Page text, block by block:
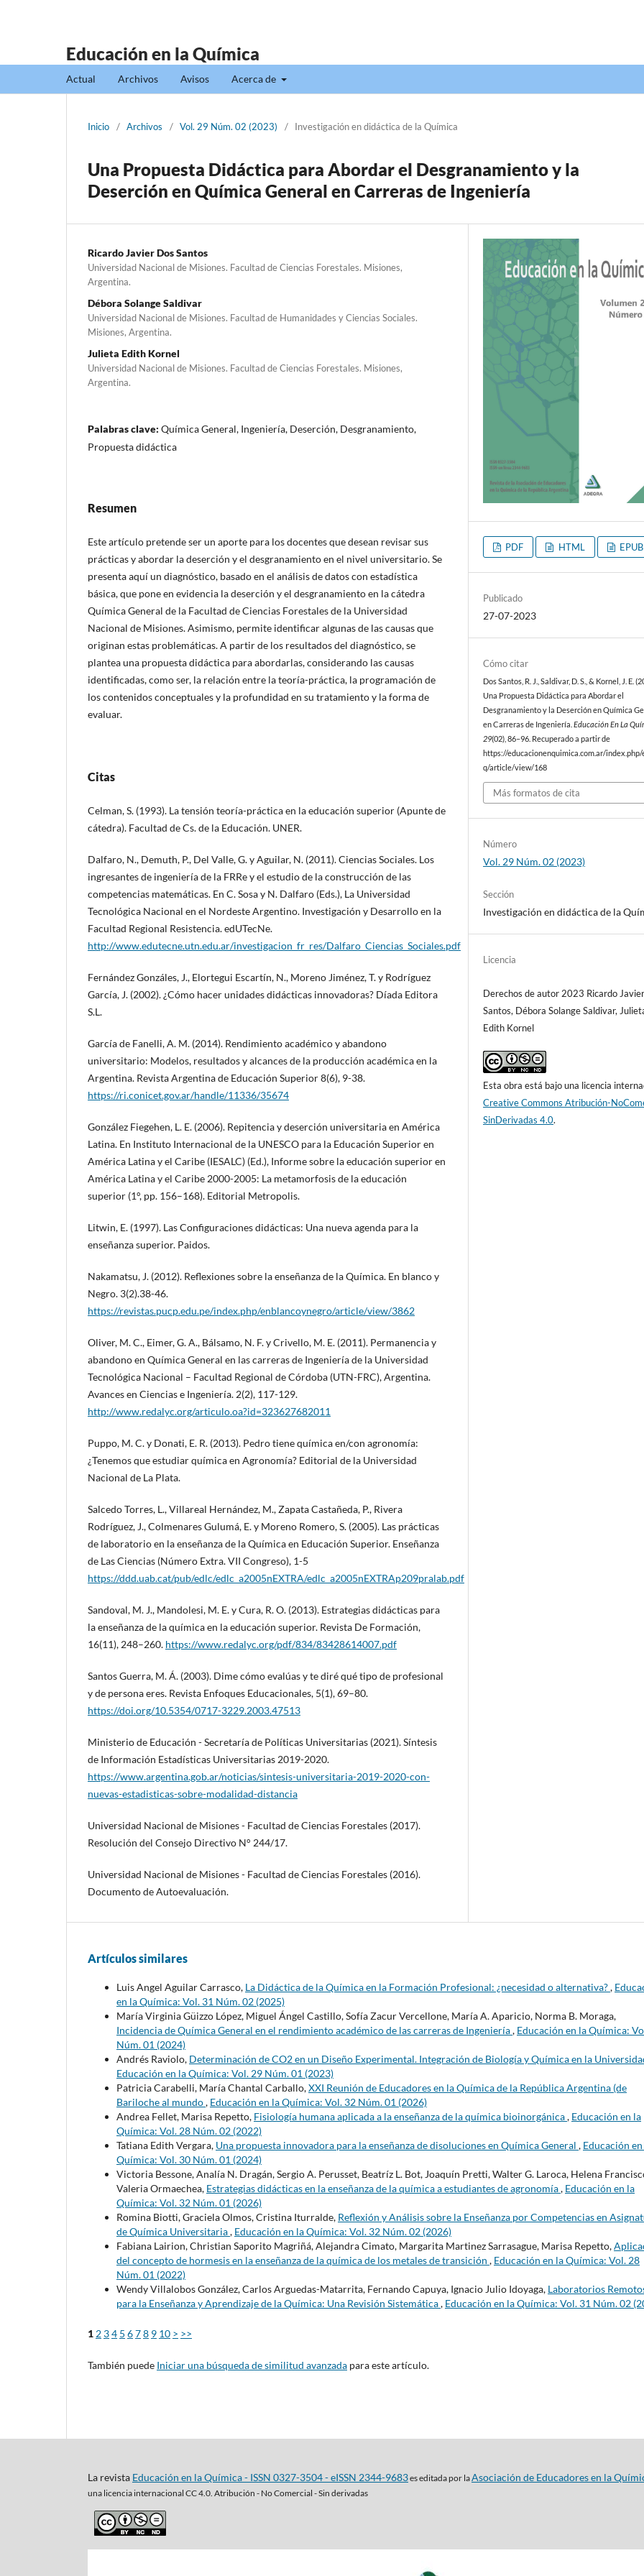
Educación en la Química
Actual Archivos Avisos Acerca de
Inicio / Archivos / Vol. 29 Núm. 02 (2023) / Investigación en didáctica de la Química
Una Propuesta Didáctica para Abordar el Desgranamiento y la
Deserción en Química General en Carreras de Ingeniería
Ricardo Javier Dos Santos
Universidad Nacional de Misiones. Facultad de Ciencias Forestales. Misiones,
Argentina.
Débora Solange Saldivar
Universidad Nacional de Misiones. Facultad de Humanidades y Ciencias Sociales.
Misiones, Argentina.
Julieta Edith Kornel
Universidad Nacional de Misiones. Facultad de Ciencias Forestales. Misiones,
Argentina.
Palabras clave: Química General, Ingeniería, Deserción, Desgranamiento,
Propuesta didáctica
Resumen
Este artículo pretende ser un aporte para los docentes que desean revisar sus
prácticas y abordar la deserción y el desgranamiento en el nivel universitario. Se
presenta aquí un diagnóstico, basado en el análisis de datos con estadística
básica, que pone en evidencia la deserción y el desgranamiento en la cátedra
Química General de la Facultad de Ciencias Forestales de la Universidad
Nacional de Misiones. Asimismo, permite identificar algunas de las causas que
originan estas problemáticas. A partir de los resultados del diagnóstico, se
plantea una propuesta didáctica para abordarlas, considerando las causas
identificadas, como ser, la relación entre la teoría-práctica, la programación de
los contenidos conceptuales y la profundidad en su tratamiento y la forma de
evaluar.
Citas
Celman, S. (1993). La tensión teoría-práctica en la educación superior (Apunte de
cátedra). Facultad de Cs. de la Educación. UNER.
Dalfaro, N., Demuth, P., Del Valle, G. y Aguilar, N. (2011). Ciencias Sociales. Los
ingresantes de ingeniería de la FRRe y el estudio de la construcción de las
competencias matemáticas. En C. Sosa y N. Dalfaro (Eds.), La Universidad
Tecnológica Nacional en el Nordeste Argentino. Investigación y Desarrollo en la
Facultad Regional Resistencia. edUTecNe.
http://www.edutecne.utn.edu.ar/investigacion_fr_res/Dalfaro_Ciencias_Sociales.pdf
Fernández Gonzáles, J., Elortegui Escartín, N., Moreno Jiménez, T. y Rodríguez
García, J. (2002). ¿Cómo hacer unidades didácticas innovadoras? Díada Editora
S.L.
García de Fanelli, A. M. (2014). Rendimiento académico y abandono
universitario: Modelos, resultados y alcances de la producción académica en la
Argentina. Revista Argentina de Educación Superior 8(6), 9-38.
https://ri.conicet.gov.ar/handle/11336/35674
González Fiegehen, L. E. (2006). Repitencia y deserción universitaria en América
Latina. En Instituto Internacional de la UNESCO para la Educación Superior en
América Latina y el Caribe (IESALC) (Ed.), Informe sobre la educación superior en
América Latina y el Caribe 2000-2005: La metamorfosis de la educación
superior (1°, pp. 156–168). Editorial Metropolis.
Litwin, E. (1997). Las Configuraciones didácticas: Una nueva agenda para la
enseñanza superior. Paidos.
Nakamatsu, J. (2012). Reflexiones sobre la enseñanza de la Química. En blanco y
Negro. 3(2).38-46.
https://revistas.pucp.edu.pe/index.php/enblancoynegro/article/view/3862
Oliver, M. C., Eimer, G. A., Bálsamo, N. F. y Crivello, M. E. (2011). Permanencia y
abandono en Química General en las carreras de Ingeniería de la Universidad
Tecnológica Nacional – Facultad Regional de Córdoba (UTN-FRC), Argentina.
Avances en Ciencias e Ingeniería. 2(2), 117-129.
http://www.redalyc.org/articulo.oa?id=323627682011
Puppo, M. C. y Donati, E. R. (2013). Pedro tiene química en/con agronomía:
¿Tenemos que estudiar química en Agronomía? Editorial de la Universidad
Nacional de La Plata.
Salcedo Torres, L., Villareal Hernández, M., Zapata Castañeda, P., Rivera
Rodríguez, J., Colmenares Gulumá, E. y Moreno Romero, S. (2005). Las prácticas
de laboratorio en la enseñanza de la Química en Educación Superior. Enseñanza
de Las Ciencias (Número Extra. VII Congreso), 1-5
https://ddd.uab.cat/pub/edlc/edlc_a2005nEXTRA/edlc_a2005nEXTRAp209pralab.pdf
Sandoval, M. J., Mandolesi, M. E. y Cura, R. O. (2013). Estrategias didácticas para
la enseñanza de la química en la educación superior. Revista De Formación,
16(11), 248–260. https://www.redalyc.org/pdf/834/83428614007.pdf
Santos Guerra, M. Á. (2003). Dime cómo evalúas y te diré qué tipo de profesional
y de persona eres. Revista Enfoques Educacionales, 5(1), 69–80.
https://doi.org/10.5354/0717-3229.2003.47513
Ministerio de Educación - Secretaría de Políticas Universitarias (2021). Síntesis
de Información Estadísticas Universitarias 2019-2020.
https://www.argentina.gob.ar/noticias/sintesis-universitaria-2019-2020-con-
nuevas-estadisticas-sobre-modalidad-distancia
Universidad Nacional de Misiones - Facultad de Ciencias Forestales (2017).
Resolución del Consejo Directivo N° 244/17.
Universidad Nacional de Misiones - Facultad de Ciencias Forestales (2016).
Documento de Autoevaluación.
PDF HTML EPUB
Publicado
27-07-2023
Cómo citar
Dos Santos, R. J., Saldivar, D. S., & Kornel, J. E.
Una Propuesta Didáctica para Abordar el
Desgranamiento y la Deserción en Química
en Carreras de Ingeniería.Educación En La
29(02), 86–96. Recuperado a partir de
https://educacionenquimica.com.ar/index.php/
q/article/view/168
Más formatos de cita
Número
Vol. 29 Núm. 02 (2023)
Sección
Investigación en didáctica de la
Licencia
Derechos de autor 2023 Ricardo
Santos, Débora Solange Saldivar,
Edith Kornel
Esta obra está bajo una licencia
Creative Commons Atribución-
SinDerivadas 4.0.
Artículos similares
Luis Angel Aguilar Carrasco, La Didáctica de la Química en la Formación Profesional: ¿necesidad o alternativa?,
en la Química: Vol. 31 Núm. 02 (2025)
María Virginia Güizzo López, Miguel Ángel Castillo, Sofía Zacur Vercellone, María A. Aparicio, Norma B. Moraga,
Incidencia de Química General en el rendimiento académico de las carreras de Ingeniería, Educación en la Química:
Núm. 01 (2024)
Andrés Raviolo, Determinación de CO2 en un Diseño Experimental. Integración de Biología y Química en la
Educación en la Química: Vol. 29 Núm. 01 (2023)
Patricia Carabelli, María Chantal Carballo,XXI Reunión de Educadores en la Química de la República Argentina (de
Bariloche al mundo, Educación en la Química: Vol. 32 Núm. 01 (2026)
Andrea Fellet, Marisa Repetto, Fisiología humana aplicada a la enseñanza de la química bioinorgánica, Educación en la
Química: Vol. 28 Núm. 02 (2022)
Tatiana Edith Vergara, Una propuesta innovadora para la enseñanza de disoluciones en Química General , Educación
Química: Vol. 30 Núm. 01 (2024)
Victoria Bessone, Analía N. Dragán, Sergio A. Perusset, Beatríz L. Bot, Joaquín Pretti, Walter G. Laroca, Helena
Valeria Ormaechea, Estrategias didácticas en la enseñanza de la química a estudiantes de agronomía, Educación en la
Química: Vol. 32 Núm. 01 (2026)
Romina Biotti, Graciela Olmos, Cristina Iturralde, Reflexión y Análisis sobre la Enseñanza por Competencias en
de Química Universitaria, Educación en la Química: Vol. 32 Núm. 02 (2026)
Fabiana Lairion, Christian Saporito Magriñá, Alejandra Cimato, Margarita Martinez Sarrasague, Marisa Repetto,
del concepto de hormesis en la enseñanza de la química de los metales de transición , Educación en la Química: Vol. 28
Núm. 01 (2022)
Wendy Villalobos González, Carlos Arguedas-Matarrita, Fernando Capuya, Ignacio Julio Idoyaga, Laboratorios
para la Enseñanza y Aprendizaje de la Química: Una Revisión Sistemática, Educación en la Química: Vol. 31 Núm. 02
1 2 34 5 678 9 10 > >>
También puede Iniciar una búsqueda de similitud avanzada para este artículo.
La revista Educación en la Química - ISSN 0327-3504 - eISSN 2344-9683es editada por laAsociación de Educadores en la
una licencia internacional CC 4.0. Atribución - No Comercial - Sin derivadas